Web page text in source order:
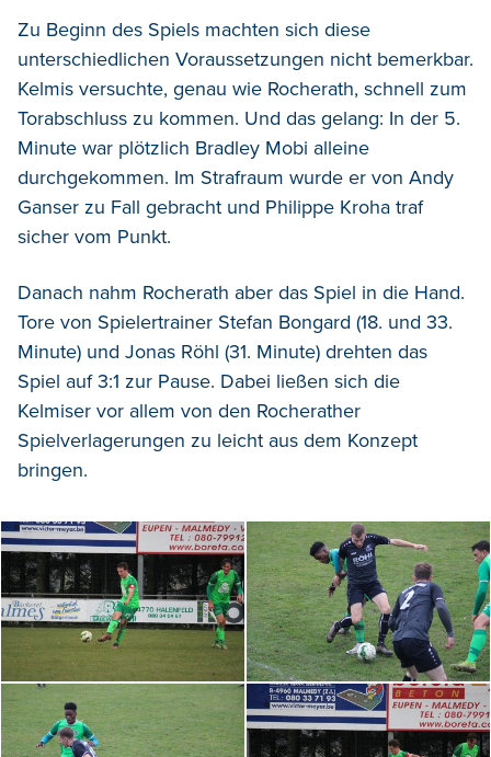
Zu Beginn des Spiels machten sich diese
unterschiedlichen Voraussetzungen nicht bemerkbar.
Kelmis versuchte, genau wie Rocherath, schnell zum
Torabschluss zu kommen. Und das gelang: In der 5.
Minute war plötzlich Bradley Mobi alleine
durchgekommen. Im Strafraum wurde er von Andy
Ganser zu Fall gebracht und Philippe Kroha traf
sicher vom Punkt.
Danach nahm Rocherath aber das Spiel in die Hand.
Tore von Spielertrainer Stefan Bongard (18. und 33.
Minute) und Jonas Röhl (31. Minute) drehten das
Spiel auf 3:1 zur Pause. Dabei ließen sich die
Kelmiser vor allem von den Rocherather
Spielverlagerungen zu leicht aus dem Konzept
bringen.